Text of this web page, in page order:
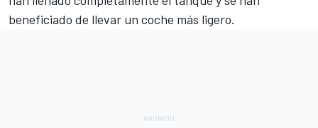
beneficiado de llevar un coche más ligero.